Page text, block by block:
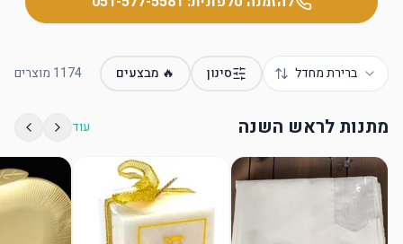
ברירת מחדל סינון 🔥 מבצעים 1174 מוצרים
מתנות לראש השנה עוד